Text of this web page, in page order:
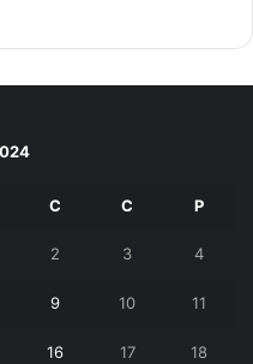
C C P
2 3 4
9 10 11
16 17 18